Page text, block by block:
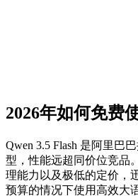
2026年如何免费
Qwen 3.5 Flash 是阿里巴
型，性能远超同价位竞品
理能力以及极低的定价，
预算的情况下使用高效大